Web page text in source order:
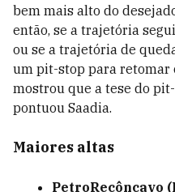
bem mais alto do
então, se a trajetória
ou se a trajetória de
um pit-stop para retomar
mostrou que a tese do
pontuou Saadia.
Maiores altas
PetroRecôncavo